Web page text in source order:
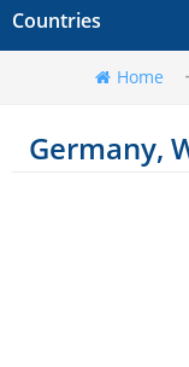
Countries
Home
Germany,